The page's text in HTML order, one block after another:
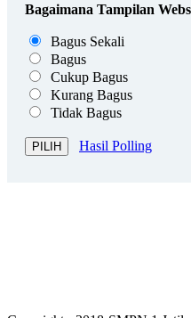
Bagaimana Tampilan
Bagus Sekali
Bagus
Cukup Bagus
Kurang Bagus
Tidak Bagus
Hasil Polling